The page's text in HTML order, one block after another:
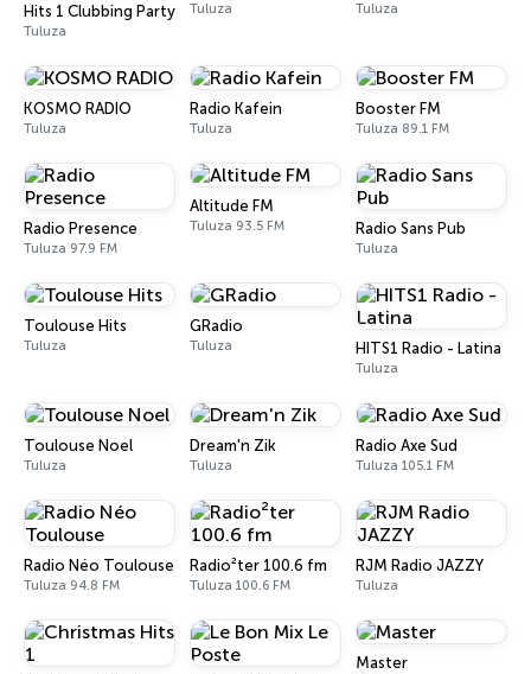
Hits 1 Clubbing Party
Tuluza
Tuluza Tuluza
KOSMO RADIO
Tuluza
Radio Kafein
Tuluza
Booster FM
Tuluza 89.1 FM
Radio Presence
Tuluza 97.9 FM
Altitude FM
Tuluza 93.5 FM Radio Sans Pub
Tuluza
Toulouse Hits
Tuluza
GRadio
Tuluza HITS1 Radio - Latina
Tuluza
Toulouse Noel
Tuluza
Dream'n Zik
Tuluza
Radio Axe Sud
Tuluza 105.1 FM
Radio Néo Toulouse
Tuluza 94.8 FM
Radio²ter 100.6 fm
Tuluza 100.6 FM
RJM Radio JAZZY
Tuluza
Master